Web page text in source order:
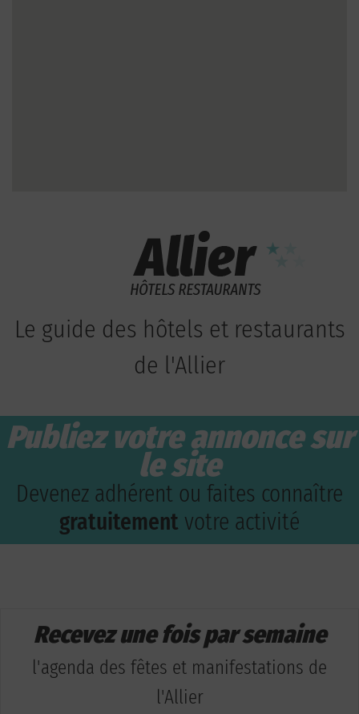
Le guide des hôtels et restaurants
de l'Allier
Publiez votre annonce sur
le site
Devenez adhérent ou faites connaître
gratuitement votre activité
Recevez une fois par semaine
l'agenda des fêtes et manifestations de
l'Allier